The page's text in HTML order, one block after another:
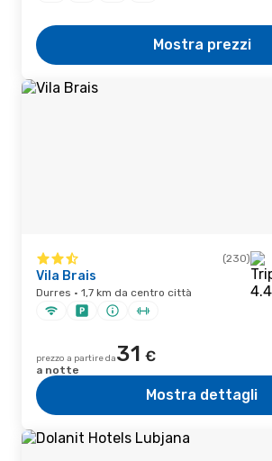
Mostra prezzi
(230)
Vila Brais
Durres · 1,7 km da centro città
prezzo a partire da31 €
a notte
Mostra dettagli